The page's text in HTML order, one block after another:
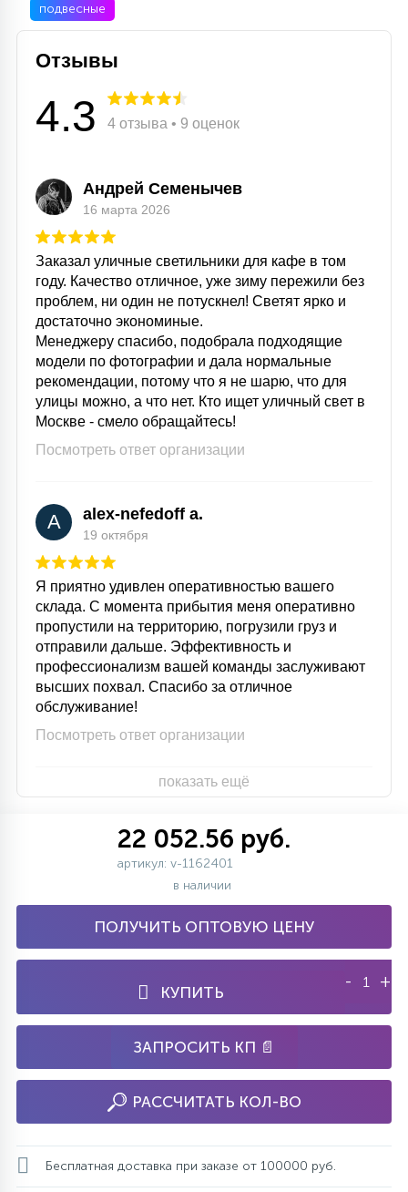
подвесные
Отзывы
4.3 4 отзыва • 9 оценок
Андрей Семенычев
16 марта 2026
Заказал уличные светильники для кафе в том
году. Качество отличное, уже зиму пережили без
проблем, ни один не потускнел! Светят ярко и
достаточно экономиные.
Менеджеру спасибо, подобрала подходящие
модели по фотографии и дала нормальные
рекомендации, потому что я не шарю, что для
улицы можно, а что нет. Кто ищет уличный свет в
Москве - смело обращайтесь!
Посмотреть ответ организации
A alex-nefedoff a.
19 октября
Я приятно удивлен оперативностью вашего
склада. С момента прибытия меня оперативно
пропустили на территорию, погрузили груз и
отправили дальше. Эффективность и
профессионализм вашей команды заслуживают
высших похвал. Спасибо за отличное
обслуживание!
Посмотреть ответ организации
показать ещё
22 052.56 руб.
артикул: v-1162401
в наличии
ПОЛУЧИТЬ ОПТОВУЮ ЦЕНУ
КУПИТЬ
- +
ЗАПРОСИТЬ КП 📄
РАССЧИТАТЬ КОЛ-ВО
Бесплатная доставка при заказе от 100000 руб.